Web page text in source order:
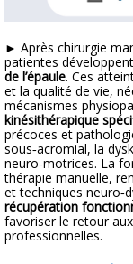
► Après chirurgie
patientes développent
de l’épaule. Ces
et la qualité de vie,
mécanismes
kinésithérapique
précoces et
sous‑acromial, la
neuro‑motrices. La
thérapie manuelle,
et techniques
récupération
favoriser le retour
professionnelles.